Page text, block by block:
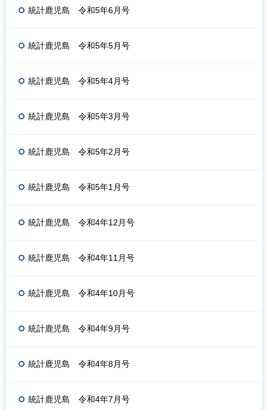
統計鹿児島 令和5年6月号
統計鹿児島 令和5年5月号
統計鹿児島 令和5年4月号
統計鹿児島 令和5年3月号
統計鹿児島 令和5年2月号
統計鹿児島 令和5年1月号
統計鹿児島 令和4年12月号
統計鹿児島 令和4年11月号
統計鹿児島 令和4年10月号
統計鹿児島 令和4年9月号
統計鹿児島 令和4年8月号
統計鹿児島 令和4年7月号